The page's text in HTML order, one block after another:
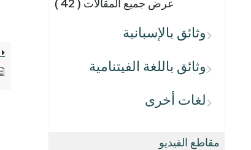
عرض جميع المقالات ( 42 )
وثائق بالإسبانية
وثائق باللغة الفيتنامية
لغات أخرى
مقاطع الفيديو